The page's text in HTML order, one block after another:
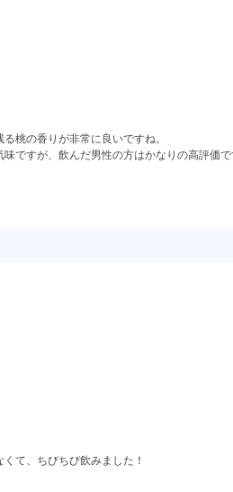
桃の香りが非常に良いですね。
ですが、飲んだ男性の方はかなりの高評価で
て、ちびちび飲みました！